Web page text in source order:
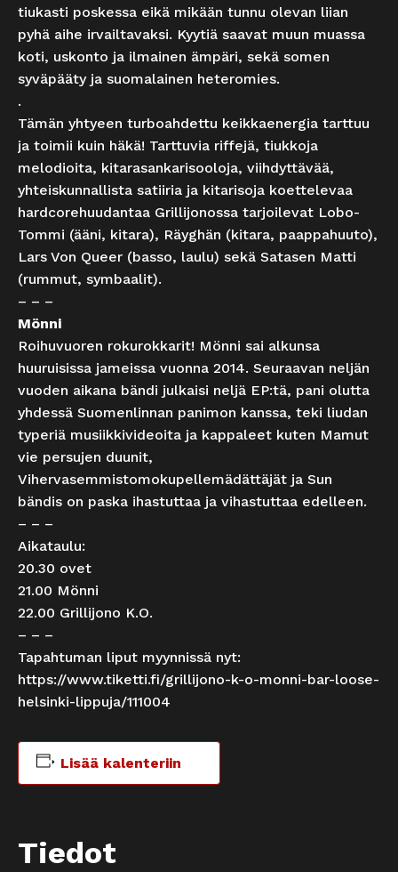
tiukasti poskessa eikä mikään tunnu olevan liian
pyhä aihe irvailtavaksi. Kyytiä saavat muun muassa
koti, uskonto ja ilmainen ämpäri, sekä somen
syväpääty ja suomalainen heteromies.
.
Tämän yhtyeen turboahdettu keikkaenergia tarttuu
ja toimii kuin häkä! Tarttuvia riffejä, tiukkoja
melodioita, kitarasankarisooloja, viihdyttävää,
yhteiskunnallista satiiria ja kitarisoja koettelevaa
hardcorehuudantaa Grillijonossa tarjoilevat Lobo-
Tommi (ääni, kitara), Räyghän (kitara, paappahuuto),
Lars Von Queer (basso, laulu) sekä Satasen Matti
(rummut, symbaalit).
– – –
Mönni
Roihuvuoren rokurokkarit! Mönni sai alkunsa
huuruisissa jameissa vuonna 2014. Seuraavan neljän
vuoden aikana bändi julkaisi neljä EP:tä, pani olutta
yhdessä Suomenlinnan panimon kanssa, teki liudan
typeriä musiikkivideoita ja kappaleet kuten Mamut
vie persujen duunit,
Vihervasemmistomokupellemädättäjät ja Sun
bändis on paska ihastuttaa ja vihastuttaa edelleen.
– – –
Aikataulu:
20.30 ovet
21.00 Mönni
22.00 Grillijono K.O.
– – –
Tapahtuman liput myynnissä nyt:
https://www.tiketti.fi/grillijono-k-o-monni-bar-loose-
helsinki-lippuja/111004
Lisää kalenteriin
Tiedot